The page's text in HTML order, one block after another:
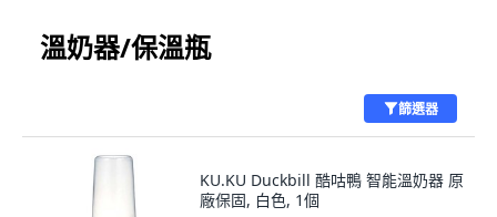
溫奶器/保溫瓶
篩選器
KU.KU Duckbill 酷咕鴨 智能溫奶器 原
廠保固, 白色, 1個